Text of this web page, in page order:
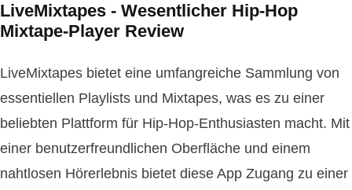
LiveMixtapes - Wesentlicher Hip-Hop
Mixtape-Player Review
LiveMixtapes bietet eine umfangreiche Sammlung von
essentiellen Playlists und Mixtapes, was es zu einer
beliebten Plattform für Hip-Hop-Enthusiasten macht. Mit
einer benutzerfreundlichen Oberfläche und einem
nahtlosen Hörerlebnis bietet diese App Zugang zu einer